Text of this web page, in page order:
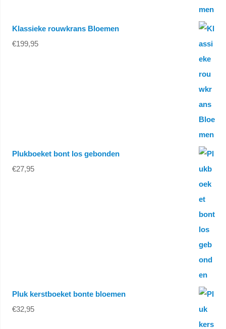
Klassieke rouwkrans Bloemen
€199,95
Plukboeket bont los gebonden
€27,95
Pluk kerstboeket bonte bloemen
€32,95